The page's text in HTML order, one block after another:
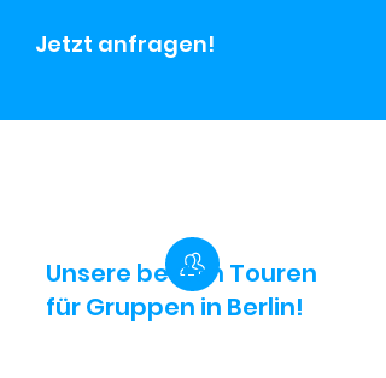
Jetzt anfragen!
Unsere besten Touren
für Gruppen in Berlin!